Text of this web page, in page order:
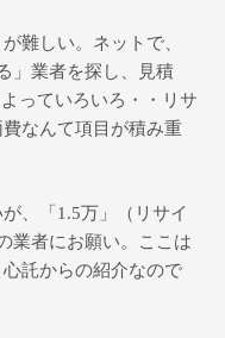
難しい。ネットで、
」業者を探し、見積
っていろいろ・・リサ
なんて項目が積み重
、「 1.5万」（リサイ
業者にお願い。ここは
託からの紹介なので